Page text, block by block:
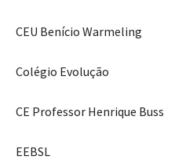
CEU Benício Warmeling
Colégio Evolução
CE Professor Henrique Buss
EEBSL